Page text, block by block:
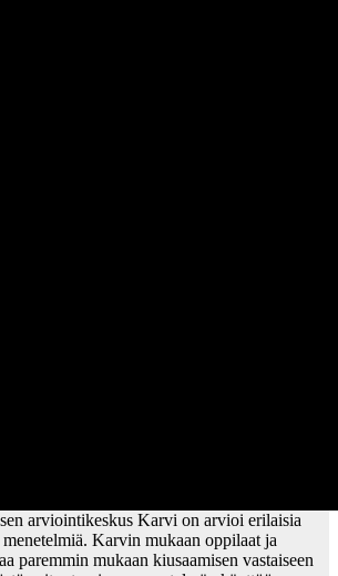
arviointikeskus Karvi on arvioi erilaisia
menetelmiä. Karvin mukaan oppilaat ja
paremmin mukaan kiusaamisen vastaiseen